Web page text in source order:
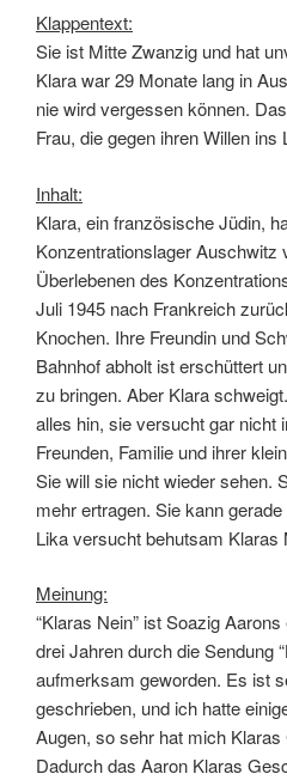
Klappentext:
Sie ist Mitte Zwanzig und hat
Klara war 29 Monate lang in
nie wird vergessen können.
Frau, die gegen ihren Willen
Inhalt:
Klara, ein französische Jüdin,
Konzentrationslager Auschwitz
Überlebenen des
Juli 1945 nach Frankreich
Knochen. Ihre Freundin und
Bahnhof abholt ist erschüttert
zu bringen. Aber Klara
alles hin, sie versucht gar nicht
Freunden, Familie und ihrer
Sie will sie nicht wieder sehen.
mehr ertragen. Sie kann
Lika versucht behutsam Klaras
Meinung:
“Klaras Nein” ist Soazig
drei Jahren durch die Sendung
aufmerksam geworden. Es ist
geschrieben, und ich hatte
Augen, so sehr hat mich
Dadurch das Aaron Klaras